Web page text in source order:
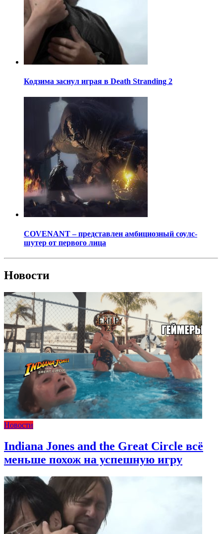
Кодзима заснул играя в Death Stranding 2
COVENANT – представлен амбициозный соулс-
шутер от первого лица
Новости
Новости
Indiana Jones and the Great Circle всё
меньше похож на успешную игру